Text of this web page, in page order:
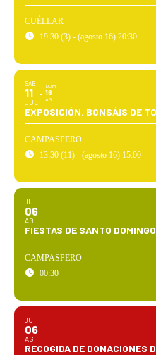
CUÉLLAR
19:30 (3) - (agosto 16) 20:30
SÁB
11
JUL
DOM
16
AG
EXPOSICIÓN. BONSÁIS DE
CAMPASPERO
13:30 (11) - (agosto 16) 15:00
JU
06
AG
FIESTAS DE SANTO
CAMPASPERO
00:30
JU
06
AG
RECOGIDA DE DONACIONES